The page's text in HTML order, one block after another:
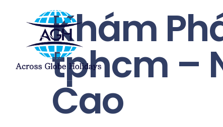
Khám
tphcm –
Cao